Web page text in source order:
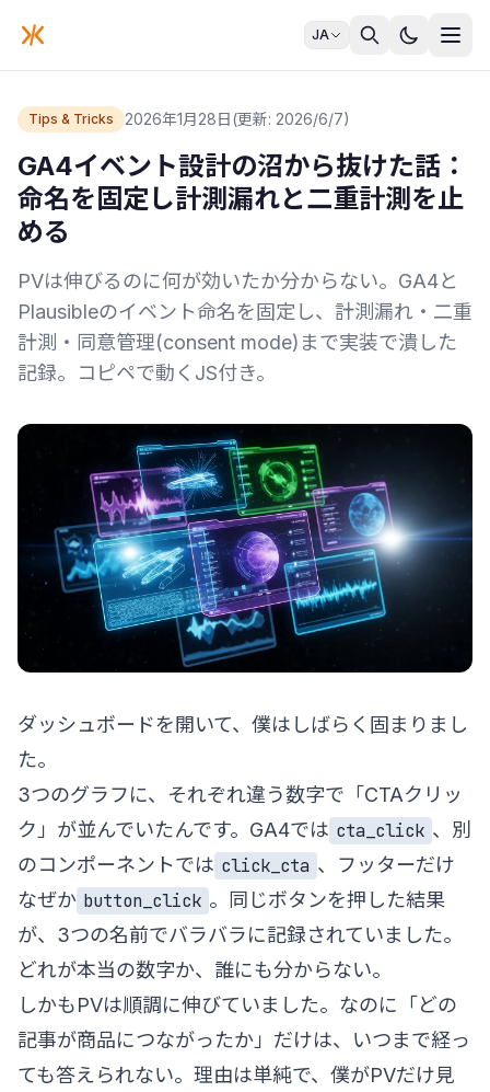
JA
Tips & Tricks 2026年1月28日(更新: 2026/6/7)
GA4イベント設計の沼から抜けた話：
命名を固定し計測漏れと二重計測を止
める
PVは伸びるのに何が効いたか分からない。GA4と
Plausibleのイベント命名を固定し、計測漏れ・二重
計測・同意管理(consent mode)まで実装で潰した
記録。コピペで動くJS付き。
ダッシュボードを開いて、僕はしばらく固まりまし
た。
3つのグラフに、それぞれ違う数字で「CTAクリッ
ク」が並んでいたんです。GA4では cta_click 、別
のコンポーネントでは click_cta 、フッターだけ
なぜか button_click 。同じボタンを押した結果
が、3つの名前でバラバラに記録されていました。
どれが本当の数字か、誰にも分からない。
しかもPVは順調に伸びていました。なのに「どの
記事が商品につながったか」だけは、いつまで経っ
ても答えられない。理由は単純で、僕がPVだけ見